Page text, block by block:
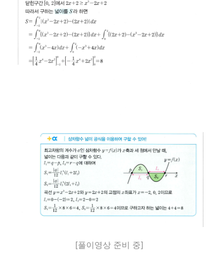
[풀이영상 준비 중]